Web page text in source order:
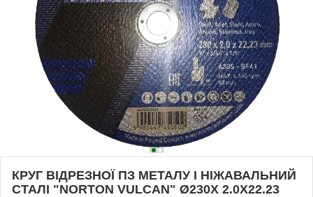
КРУГ ВІДРЕЗНОЇ ПЗ МЕТАЛУ І НІЖАВАЛЬНИЙ
СТАЛІ "NORTON VULCAN" Ø230Х 2.0X22.23